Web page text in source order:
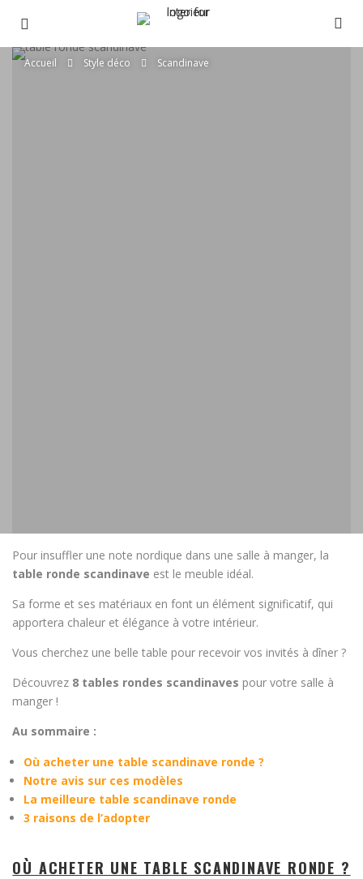
Accueil Style déco Scandinave
Pour insuffler une note nordique dans une salle à manger, la
table ronde scandinave est le meuble idéal.
Sa forme et ses matériaux en font un élément significatif, qui
apportera chaleur et élégance à votre intérieur.
Vous cherchez une belle table pour recevoir vos invités à dîner ?
Découvrez 8 tables rondes scandinaves pour votre salle à
manger !
Au sommaire :
Où acheter une table scandinave ronde ?
Notre avis sur ces modèles
La meilleure table scandinave ronde
3 raisons de l’adopter
OÙ ACHETER UNE TABLE SCANDINAVE RONDE ?